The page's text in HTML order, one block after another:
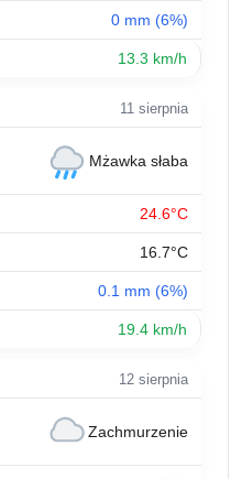
0 mm (6%)
13.3 km/h
11 sierpnia
Mżawka słaba
24.6°C
16.7°C
0.1 mm (6%)
19.4 km/h
12 sierpnia
Zachmurzenie